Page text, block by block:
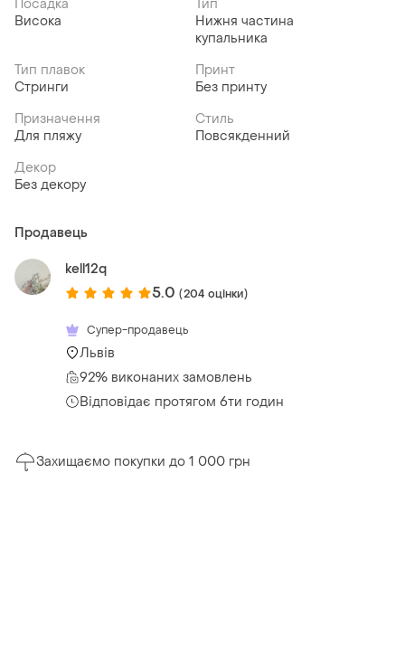
Посадка
Висока
Тип
Нижня частина
купальника
Тип плавок
Стринги
Принт
Без принту
Призначення
Для пляжу
Стиль
Повсякденний
Декор
Без декору
Продавець
kell12q
5.0 (204 оцінки)
Супер-продавець
Львів
92% виконаних замовлень
Відповідає протягом 6ти годин
Захищаємо покупки до 1 000 грн